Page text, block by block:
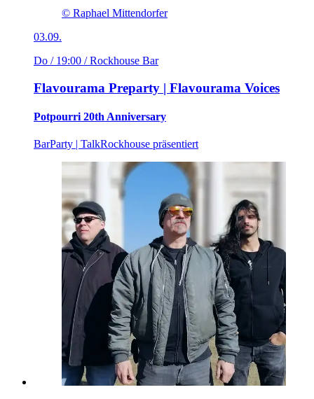
© Raphael Mittendorfer
03.09.
Do / 19:00 / Rockhouse Bar
Flavourama Preparty | Flavourama Voices
Potpourri 20th Anniversary
BarParty | TalkRockhouse präsentiert